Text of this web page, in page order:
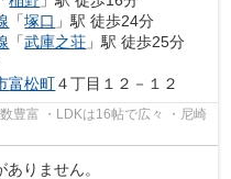
「塚口 」駅 徒歩24分
「武庫之荘 」駅 徒歩25分
富松町４丁目１２－１２
豊富 ・LDKは16帖で広々 ・尼崎
りません。